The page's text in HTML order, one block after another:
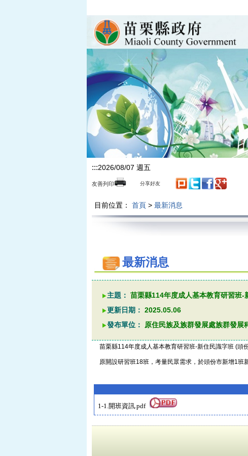
:::2026/08/07 週五
友善列印 分享好友
目前位置： 首頁 > 最新消息
最新消息
主題： 苗栗縣114年度成人基本教育研習班
更新日期： 2025.05.06
發布單位：
原住民族及族群發展處族群發展
苗栗縣114年度成人基本教育研習班-新住民識字班 (頭
原開設研習班18班，考量民眾需求，於頭份市新增1班
1-1.開班資訊.pdf